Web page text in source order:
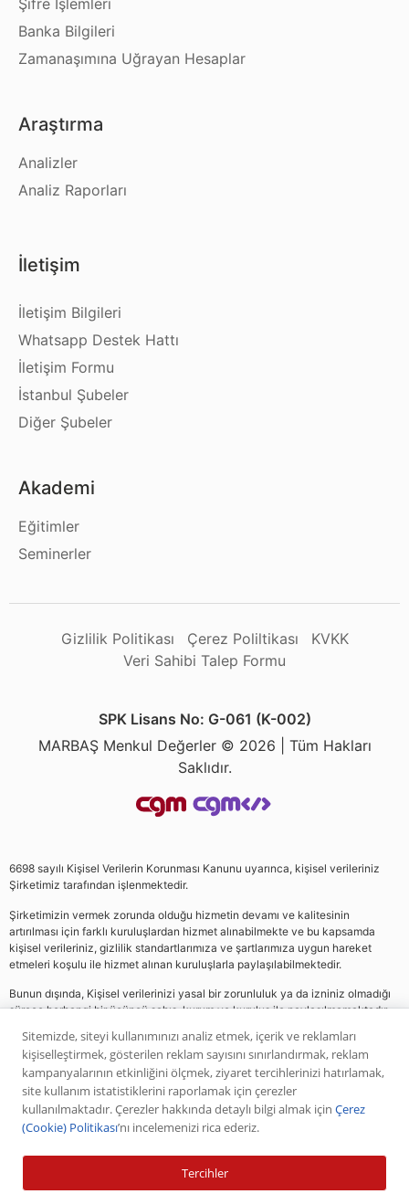
Banka Bilgileri
Zamanaşımına Uğrayan Hesaplar
Araştırma
Analizler
Analiz Raporları
İletişim
İletişim Bilgileri
Whatsapp Destek Hattı
İletişim Formu
İstanbul Şubeler
Diğer Şubeler
Akademi
Eğitimler
Seminerler
Gizlilik Politikası Çerez Poliltikası
KVKK
Veri Sahibi Talep Formu
SPK Lisans No: G-061 (K-002)
MARBAŞ Menkul Değerler © 2026 | Tüm Hakları
Saklıdır.
6698 sayılı Kişisel Verilerin Korunması Kanunu uyarınca, kişisel verileriniz
Şirketimiz tarafından işlenmektedir.
Şirketimizin vermek zorunda olduğu hizmetin devamı ve kalitesinin
artırılması için farklı kuruluşlardan hizmet alınabilmekte ve bu kapsamda
kişisel verileriniz, gizlilik standartlarımıza ve şartlarımıza uygun hareket
etmeleri koşulu ile hizmet alınan kuruluşlarla paylaşılabilmektedir.
Bunun dışında, Kişisel verilerinizi yasal bir zorunluluk ya da izniniz olmadığı
sürece herhangi bir üçüncü şahıs, kurum ve kuruluş ile paylaşılmamaktadır.
Web sitemizde yer alan analiz, yorum ve tavsiyeler yatırım danışmanlığı
kapsamında değildir. Bu tavsiyeler genel nitelikte olup, özel olarak sizin mali
durumunuz ile risk ve getiri tercihlerinize uygun olarak hazırlanmamıştır. Bu
nedenle, sadece burada yer alan bilgilere dayanılarak yatırım kararı verilmesi
beklentilerinize uygun sonuçlar doğurmayabilir. Yapılan tüm yorumlar
iyi ve en doğru araştırmaların bütünüyle iyi niyetli bir ürünüdür. Yorumlar ve
Sitemizde, siteyi kullanımınızı analiz etmek, içerik ve reklamları
kişiselleştirmek, gösterilen reklam sayısını sınırlandırmak, reklam
kampanyalarının etkinliğini ölçmek, ziyaret tercihlerinizi hatırlamak,
site kullanım istatistiklerini raporlamak için çerezler
kullanılmaktadır. Çerezler hakkında detaylı bilgi almak için Çerez
(Cookie) Politikası’nı incelemenizi rica ederiz.
Tercihler